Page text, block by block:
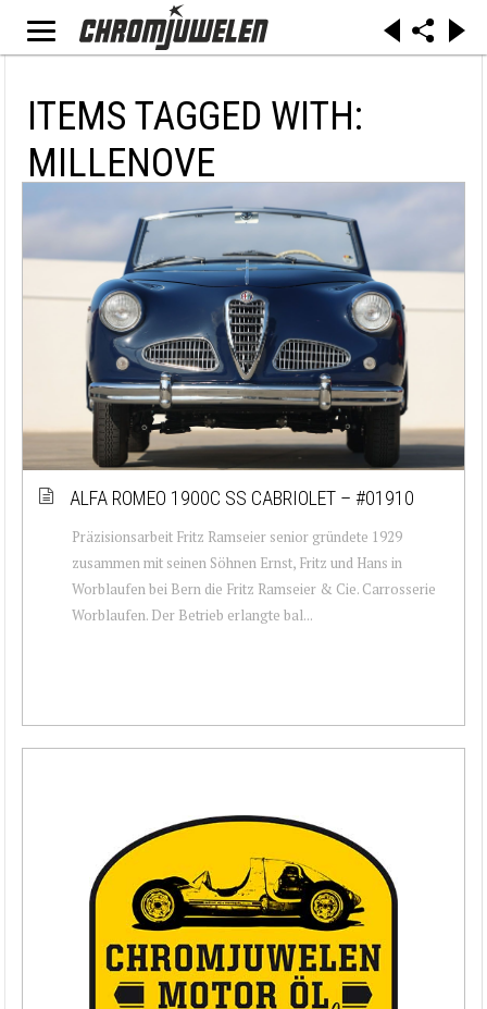
ITEMS TAGGED WITH:
MILLENOVE
ALFA ROMEO 1900C SS CABRIOLET – #01910
Präzisionsarbeit Fritz Ramseier senior gründete 1929
zusammen mit seinen Söhnen Ernst, Fritz und Hans in
Worblaufen bei Bern die Fritz Ramseier & Cie. Carrosserie
Worblaufen. Der Betrieb erlangte bal...